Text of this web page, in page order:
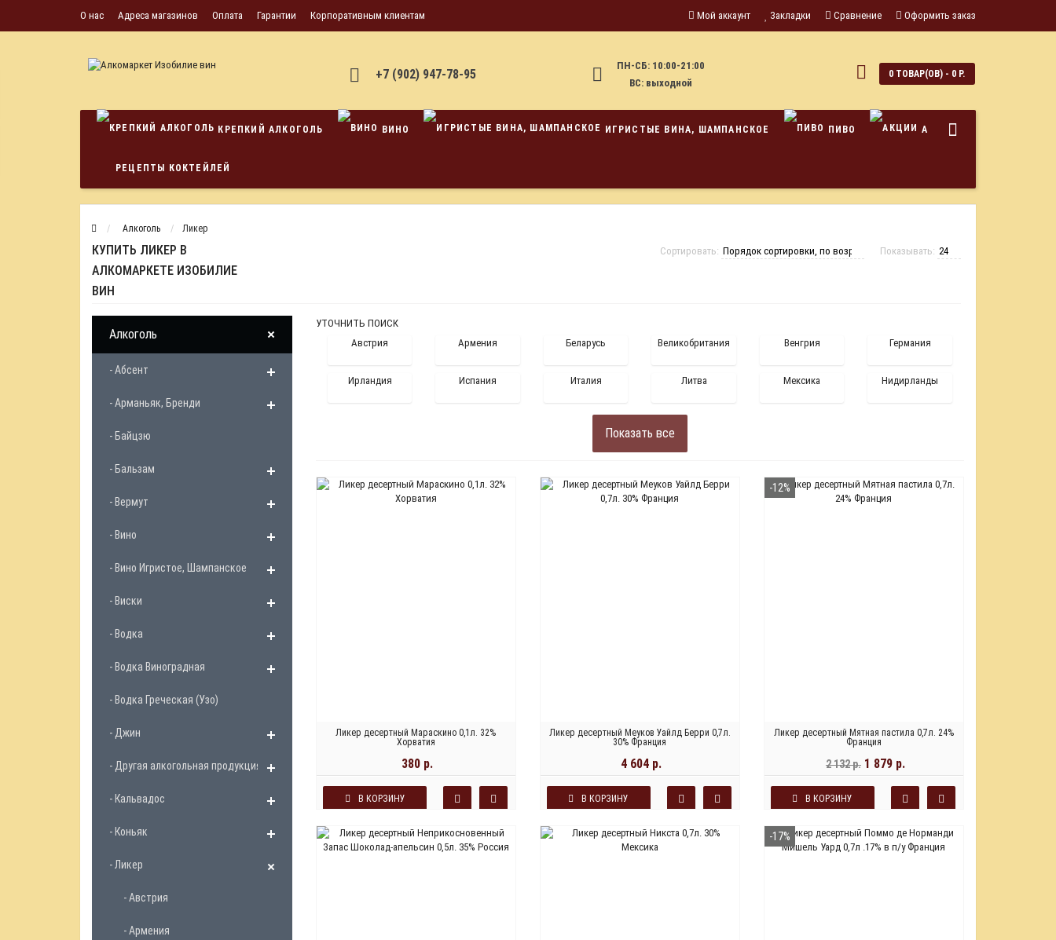
О нас Адреса магазинов Оплата Гарантии Корпоративным клиентам Мой аккаунт Закладки Сравнение Оформить заказ
+7 (902) 947-78-95
ПН-СБ: 10:00-21:00
ВС: выходной
0 ТОВАР(ОВ) - 0 Р.
КРЕПКИЙ АЛКОГОЛЬ ВИНО ИГРИСТЫЕ ВИНА, ШАМПАНСКОЕ ПИВО АКЦИИ
РЕЦЕПТЫ КОКТЕЙЛЕЙ
Алкоголь Ликер
КУПИТЬ ЛИКЕР В
АЛКОМАРКЕТЕ ИЗОБИЛИЕ
ВИН
Показывать:
Сортировать:
Алкоголь
- Абсент
- Арманьяк, Бренди
- Байцзю
- Бальзам
- Вермут
- Вино
- Вино Игристое, Шампанское
- Виски
- Водка
- Водка Виноградная
- Водка Греческая (Узо)
- Джин
- Другая алкогольная продукция
- Кальвадос
- Коньяк
- Ликер
- Австрия
- Армения
УТОЧНИТЬ ПОИСК
Австрия
Армения Беларусь Великобритания Венгрия Германия
Ирландия Испания Италия Литва Мексика Нидирланды
Показать все
Ликер десертный Мараскино 0,1л. 32%
Хорватия
380 р.
В КОРЗИНУ
Ликер десертный Меуков Уайлд Берри 0,7л.
30% Франция
4 604 р.
В КОРЗИНУ
-12%
Ликер десертный Мятная пастила 0,7л. 24%
Франция
2 132 р. 1 879 р.
В КОРЗИНУ
-17%